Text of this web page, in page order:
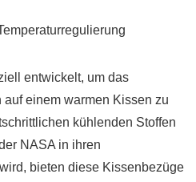
entwickelt, um das
einem warmen Kissen zu
kühlenden Stoffen
NASA in ihren
bieten diese Kissenbezüge